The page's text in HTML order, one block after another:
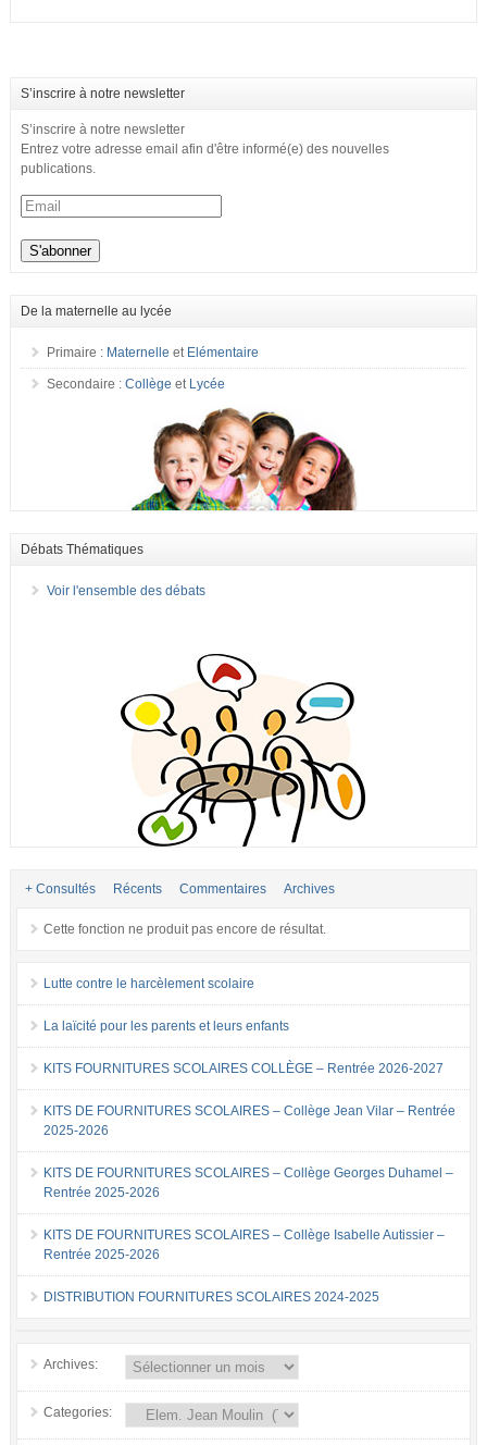
S’inscrire à notre newsletter
S’inscrire à notre newsletter
Entrez votre adresse email afin d'être informé(e) des nouvelles
publications.
De la maternelle au lycée
Primaire : Maternelle et Elémentaire
Secondaire : Collège et Lycée
Débats Thématiques
Voir l'ensemble des débats
+ Consultés Récents Commentaires Archives
Cette fonction ne produit pas encore de résultat.
Lutte contre le harcèlement scolaire
La laïcité pour les parents et leurs enfants
KITS FOURNITURES SCOLAIRES COLLÈGE – Rentrée 2026-2027
KITS DE FOURNITURES SCOLAIRES – Collège Jean Vilar – Rentrée
2025-2026
KITS DE FOURNITURES SCOLAIRES – Collège Georges Duhamel –
Rentrée 2025-2026
KITS DE FOURNITURES SCOLAIRES – Collège Isabelle Autissier –
Rentrée 2025-2026
DISTRIBUTION FOURNITURES SCOLAIRES 2024-2025
Archives:
Categories: